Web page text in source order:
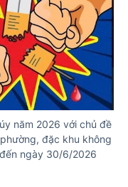
năm 2026 với chủ đề
đặc khu không
ngày 30/6/2026